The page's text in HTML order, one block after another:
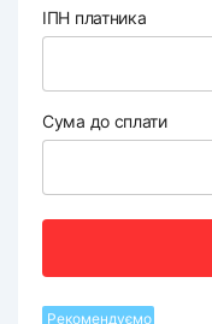
ІПН платника
Сума до сплати
Рекомендуємо